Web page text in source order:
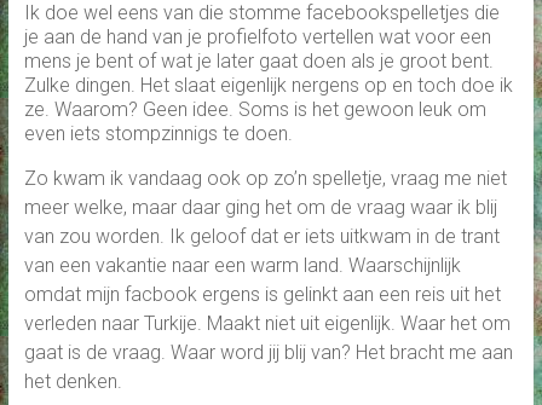
Ik doe wel eens van die stomme facebookspelletjes die
je aan de hand van je profielfoto vertellen wat voor een
mens je bent of wat je later gaat doen als je groot bent.
Zulke dingen. Het slaat eigenlijk nergens op en toch doe ik
ze. Waarom? Geen idee. Soms is het gewoon leuk om
even iets stompzinnigs te doen.
Zo kwam ik vandaag ook op zo’n spelletje, vraag me niet
meer welke, maar daar ging het om de vraag waar ik blij
van zou worden. Ik geloof dat er iets uitkwam in de trant
van een vakantie naar een warm land. Waarschijnlijk
omdat mijn facbook ergens is gelinkt aan een reis uit het
verleden naar Turkije. Maakt niet uit eigenlijk. Waar het om
gaat is de vraag. Waar word jij blij van? Het bracht me aan
het denken.